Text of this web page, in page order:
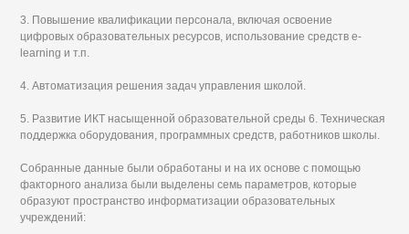
3. Повышение квалификации персонала, включая освоение
цифровых образовательных ресурсов, использование средств e-
learning и т.п.
4. Автоматизация решения задач управления школой.
5. Развитие ИКТ насыщенной образовательной среды 6. Техническая
поддержка оборудования, программных средств, работников школы.
Собранные данные были обработаны и на их основе с помощью
факторного анализа были выделены семь параметров, которые
образуют пространство информатизации образовательных
учреждений: